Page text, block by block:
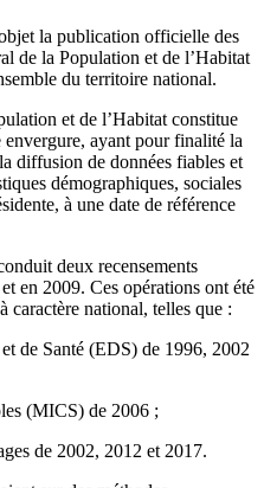
la publication officielle des
de la Population et de l’Habitat
du territoire national.
et de l’Habitat constitue
ayant pour finalité la
diffusion de données fiables et
démographiques, sociales
à une date de référence
deux recensements
en 2009. Ces opérations ont été
caractère national, telles que :
de Santé (EDS) de 1996, 2002
(MICS) de 2006 ;
de 2002, 2012 et 2017.